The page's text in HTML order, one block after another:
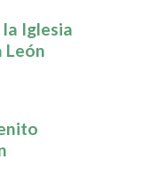
Iglesia
León